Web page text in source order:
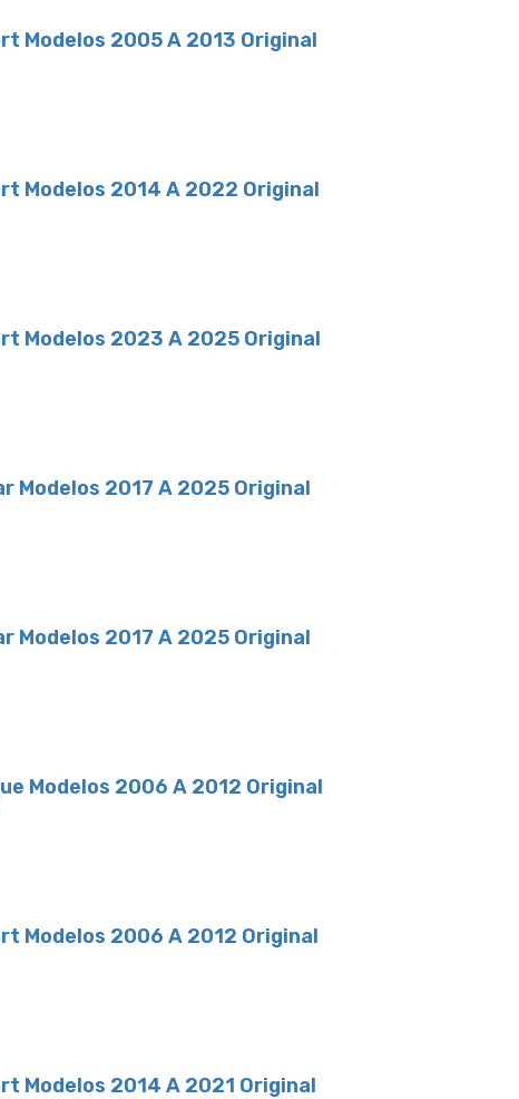
Modelos 2005 A 2013 Original
Modelos 2014 A 2022 Original
Modelos 2023 A 2025 Original
Modelos 2017 A 2025 Original
Modelos 2017 A 2025 Original
Modelos 2006 A 2012 Original
Modelos 2006 A 2012 Original
Modelos 2014 A 2021 Original